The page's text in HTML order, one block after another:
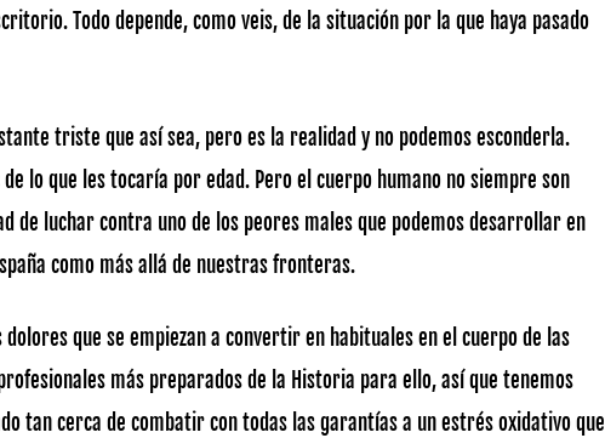
Todo depende, como veis, de la situación por la que haya pasado
triste que así sea, pero es la realidad y no podemos esconderla.
lo que les tocaría por edad. Pero el cuerpo humano no siempre son
de luchar contra uno de los peores males que podemos desarrollar en
como más allá de nuestras fronteras.
que se empiezan a convertir en habituales en el cuerpo de las
más preparados de la Historia para ello, así que tenemos
tan cerca de combatir con todas las garantías a un estrés oxidativo que